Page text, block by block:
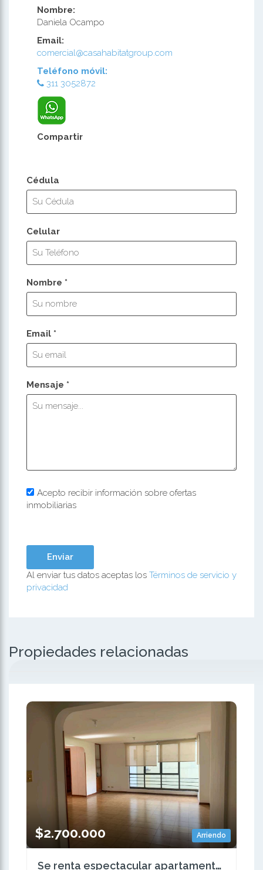
Nombre:
Daniela Ocampo
Email:
comercial@casahabitatgroup.com
Teléfono móvil:
311 3052872
Compartir
Cédula
Celular
Nombre *
Email *
Mensaje *
Acepto recibir información sobre ofertas
inmobiliarias
Al enviar tus datos aceptas los Términos de servicio y
privacidad
Propiedades relacionadas
Arriendo
$2.700.000
Se renta espectacular apartamento en Los Alpes